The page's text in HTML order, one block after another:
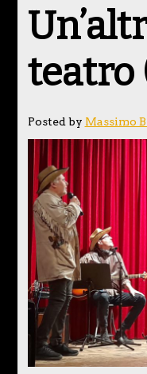
teatro
Posted by Massimo